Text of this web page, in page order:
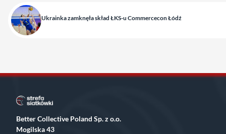
Ukrainka zamknęła skład ŁKS-u Commercecon Łódź
Better Collective Poland Sp. z o.o.
Mogilska 43